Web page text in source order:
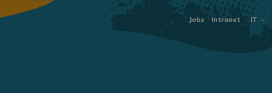
Jobs Intranet IT